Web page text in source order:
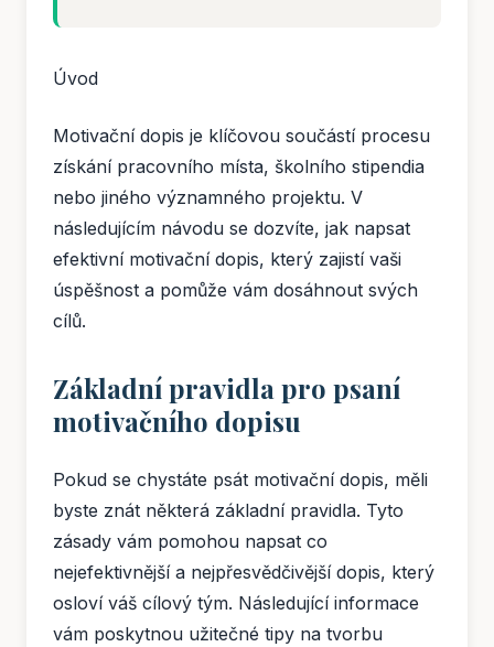
Úvod
Motivační dopis je klíčovou součástí procesu
získání pracovního místa, školního stipendia
nebo jiného významného projektu. V
následujícím návodu se dozvíte, jak napsat
efektivní motivační dopis, který zajistí vaši
úspěšnost a pomůže vám dosáhnout svých
cílů.
Základní pravidla pro psaní
motivačního dopisu
Pokud se chystáte psát motivační dopis, měli
byste znát některá základní pravidla. Tyto
zásady vám pomohou napsat co
nejefektivnější a nejpřesvědčivější dopis, který
osloví váš cílový tým. Následující informace
vám poskytnou užitečné tipy na tvorbu